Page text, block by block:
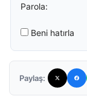
Parola:
Beni hatırla
Paylaş: